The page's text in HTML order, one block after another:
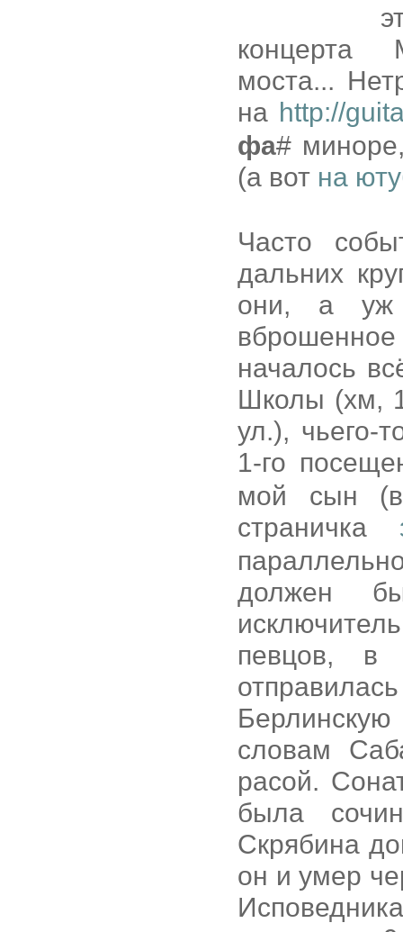
концерта
моста...
на http://
фа#
(а вот на
Часто
дальних
они, а уж
началось
Школы (хм,
ул.), чьего-
1-го
мой сын
страничка
должен
певцов, в
словам
расой.
была
Скрябина
он и умер